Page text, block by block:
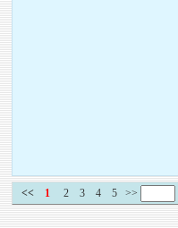
<< 1 2 3 4 5 >>